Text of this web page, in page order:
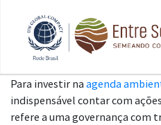
Para investir na agenda
indispensável contar com
refere a uma governança com